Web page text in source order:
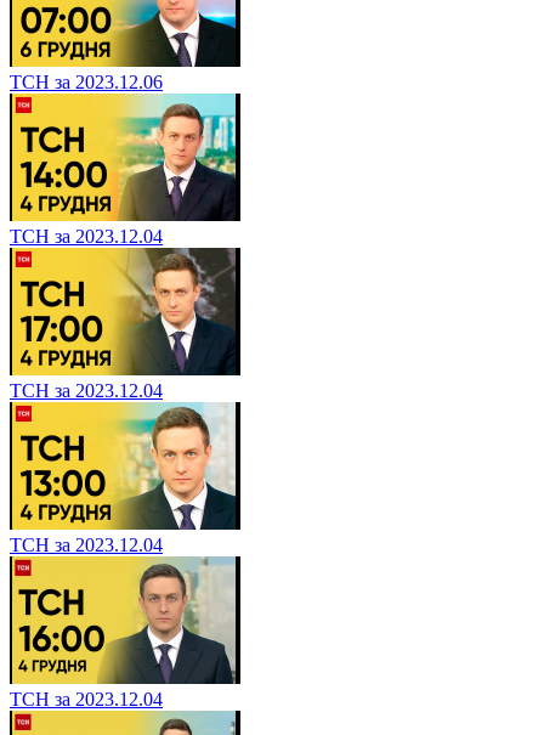
ТСН за 2023.12.06
ТСН за 2023.12.04
ТСН за 2023.12.04
ТСН за 2023.12.04
ТСН за 2023.12.04